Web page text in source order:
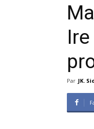
Par JK.